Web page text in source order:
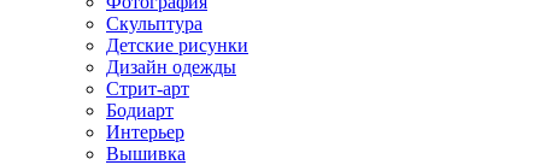
Скульптура
Детские рисунки
Дизайн одежды
Стрит-арт
Бодиарт
Интерьер
Вышивка